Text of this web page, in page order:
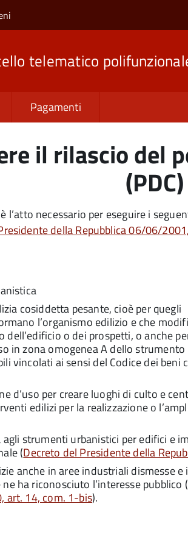
telematico
Pagamenti
il rilascio del
(PDC)
l’atto necessario per eseguire i
della Repubblica 06/06/
cosiddetta pesante, cioè per quegli
l’organismo edilizio e che
dell’edificio o dei prospetti, o anche
in zona omogenea A dello
vincolati ai sensi del Codice dei beni
d’uso per creare luoghi di culto e
edilizi per la realizzazione o
strumenti urbanistici per edifici e
(Decreto del Presidente della
anche in aree industriali dismesse e
ha riconosciuto l’interesse pubblico (
art. 14, com. 1-bis).